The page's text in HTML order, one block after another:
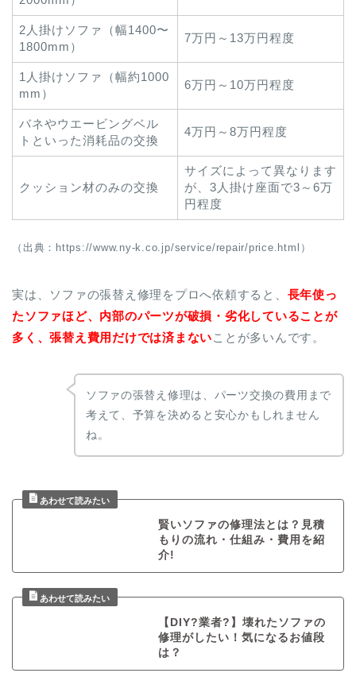
2人掛けソファ（幅1400〜
1800mm）
7万円～13万円程度
1人掛けソファ（幅約1000
mm）
6万円～10万円程度
バネやウエービングベル
トといった消耗品の交換
4万円～8万円程度
クッション材のみの交換
サイズによって異なります
が、3人掛け座面で3～6万
円程度
（出典：https://www.ny-k.co.jp/service/repair/price.html）
実は、ソファの張替え修理をプロへ依頼すると、 長年使っ
たソファほど、内部のパーツが破損・劣化していることが
多く、張替え費用だけでは済まないことが多いんです。
ソファの張替え修理は、パーツ交換の費用まで
考えて、予算を決めると安心かもしれません
ね。
賢いソファの修理法とは？見積
もりの流れ・仕組み・費用を紹
介!
【DIY?業者?】壊れたソファの
修理がしたい！気になるお値段
は？